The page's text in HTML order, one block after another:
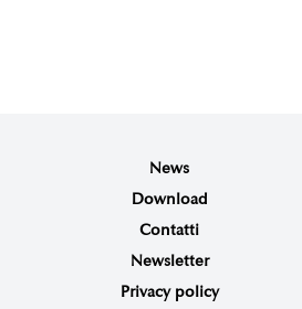
News
Download
Contatti
Newsletter
Privacy policy